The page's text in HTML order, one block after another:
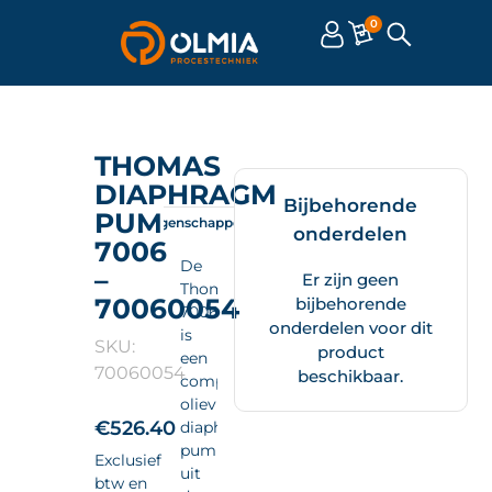
0
THOMAS
DIAPHRAGM
PUMP
7006
–
70060054
SKU:
70060054
€526.40
Exclusief
btw en
Omschrijving Eigenschappen Documenten
De
Thomas
70060054
is
een
compacte
olievrije
diaphragm
pump
uit
Bijbehorende
onderdelen
Er zijn geen
bijbehorende
onderdelen voor dit
product
beschikbaar.